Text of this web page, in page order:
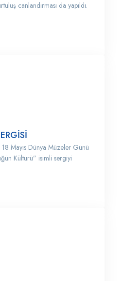
canlandırması da yapıldı.
Mayıs Dünya Müzeler Günü
Kültürü” isimli sergiyi